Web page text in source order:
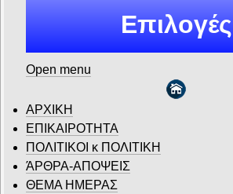
Επιλογές
Open menu
ΑΡΧΙΚΗ
ΕΠΙΚΑΙΡΟΤΗΤΑ
ΠΟΛΙΤΙΚΟΙ κ ΠΟΛΙΤΙΚΗ
ΆΡΘΡΑ-ΑΠΟΨΕΙΣ
ΘΕΜΑ ΗΜΕΡΑΣ